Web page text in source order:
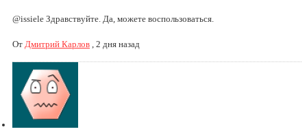
@issiele Здравствуйте. Да, можете воспользоваться.
От Дмитрий Карлов , 2 дня назад